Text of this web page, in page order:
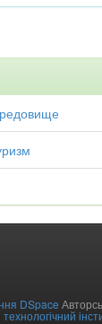
DSpace